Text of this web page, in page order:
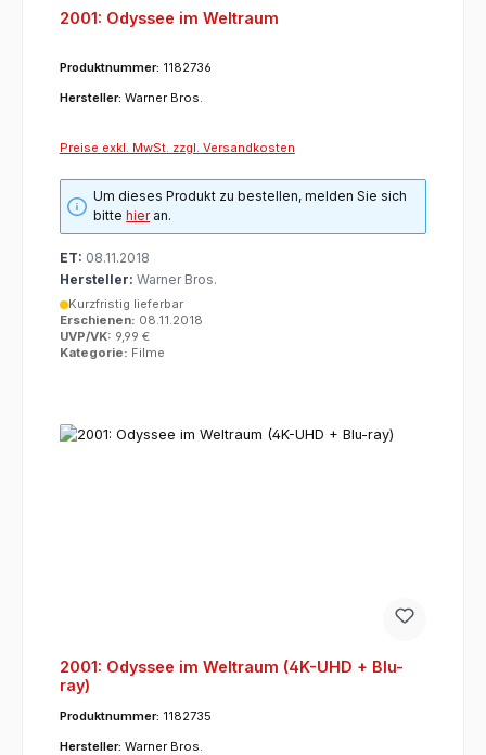
2001: Odyssee im Weltraum
Produktnummer: 1182736
Hersteller: Warner Bros.
Preise exkl. MwSt. zzgl. Versandkosten
Um dieses Produkt zu bestellen, melden Sie sich
bittehieran.
ET: 08.11.2018
Hersteller: Warner Bros.
Kurzfristig lieferbar
Erschienen: 08.11.2018
UVP/VK: 9,99 €
Kategorie: Filme
2001: Odyssee im Weltraum (4K-UHD + Blu-
ray)
Produktnummer: 1182735
Hersteller: Warner Bros.